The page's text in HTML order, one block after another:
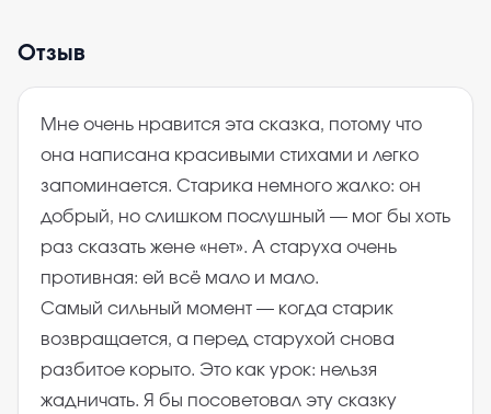
Отзыв
Мне очень нравится эта сказка, потому что
она написана красивыми стихами и легко
запоминается. Старика немного жалко: он
добрый, но слишком послушный — мог бы хоть
раз сказать жене «нет». А старуха очень
противная: ей всё мало и мало.
Самый сильный момент — когда старик
возвращается, а перед старухой снова
разбитое корыто. Это как урок: нельзя
жадничать. Я бы посоветовал эту сказку